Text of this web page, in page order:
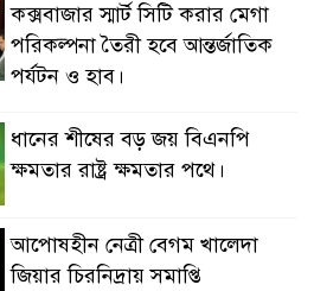
কক্সবাজার স্মার্ট সিটি করার মেগা
পরিকল্পনা তৈরী হবে আন্তর্জাতিক
পর্যটন ও হাব।
ধানের শীষের বড় জয় বিএনপি
ক্ষমতার রাষ্ট্র ক্ষমতার পথে।
আপোষহীন নেত্রী বেগম খালেদা
জিয়ার চিরনিদ্রায় সমাপ্তি